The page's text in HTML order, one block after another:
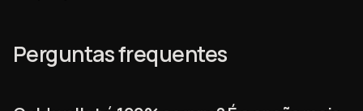
Perguntas frequentes